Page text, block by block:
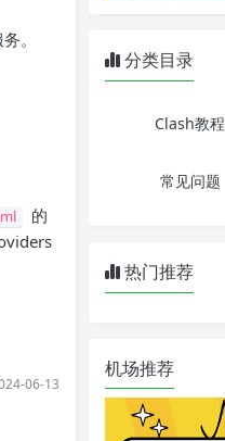
。
的
06-13
分类目录
Clash教程
常见问题
热门推荐
机场推荐